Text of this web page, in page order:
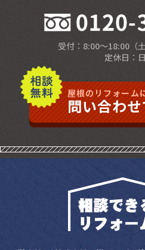
受付：8:00〜18:00（
定休⽇：
屋根のリフォーム
問い合わ